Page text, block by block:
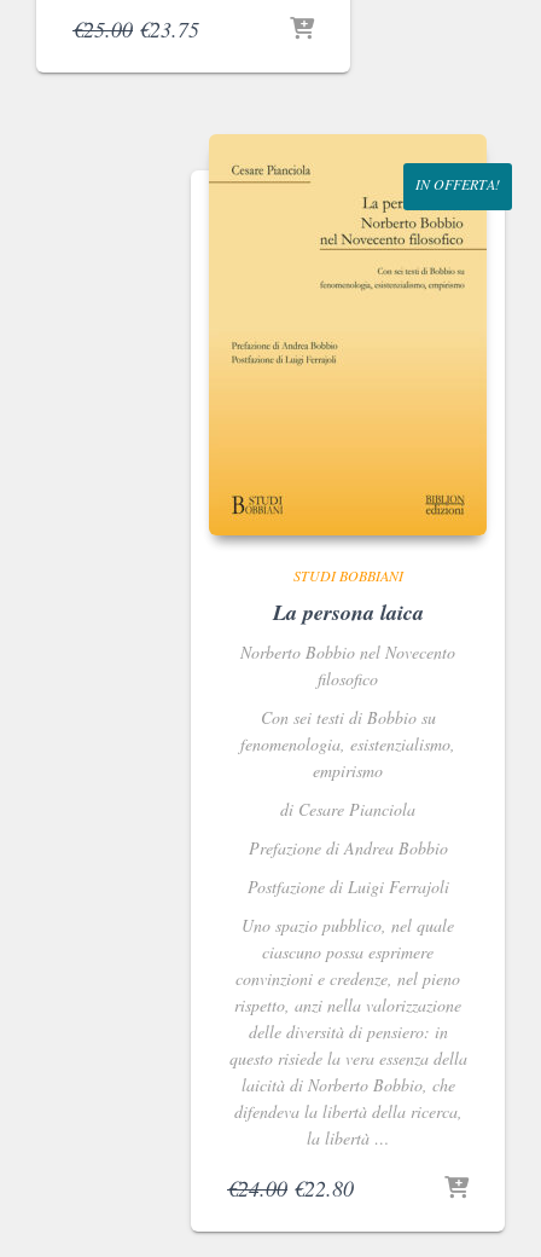
€25.00 Il
originale
€23.75Il
attuale
€23.75.
IN OFFERTA!
STUDI BOBBIANI
La persona laica
Norberto Bobbio nel Novecento
filosofico
Con sei testi di Bobbio su
fenomenologia, esistenzialismo,
empirismo
di Cesare Pianciola
Prefazione di Andrea Bobbio
Postfazione di Luigi Ferrajoli
Uno spazio pubblico, nel quale
ciascuno possa esprimere
convinzioni e credenze, nel pieno
rispetto, anzi nella valorizzazione
delle diversità di pensiero: in
questo risiede la vera essenza della
laicità di Norberto Bobbio, che
difendeva la libertà della ricerca,
la libertà …
€24.00 Il
originale
€22.80Il
attuale